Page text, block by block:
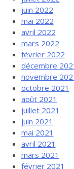
juin 2022
mai 2022
avril 2022
mars 2022
février 2022
décembre
novembre
octobre 2021
août 2021
juillet 2021
juin 2021
mai 2021
avril 2021
mars 2021
février 2021